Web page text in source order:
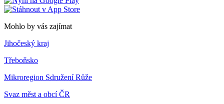
Mohlo by vás zajímat
Jihočeský kraj
Třeboňsko
Mikroregion Sdružení Růže
Svaz měst a obcí ČR